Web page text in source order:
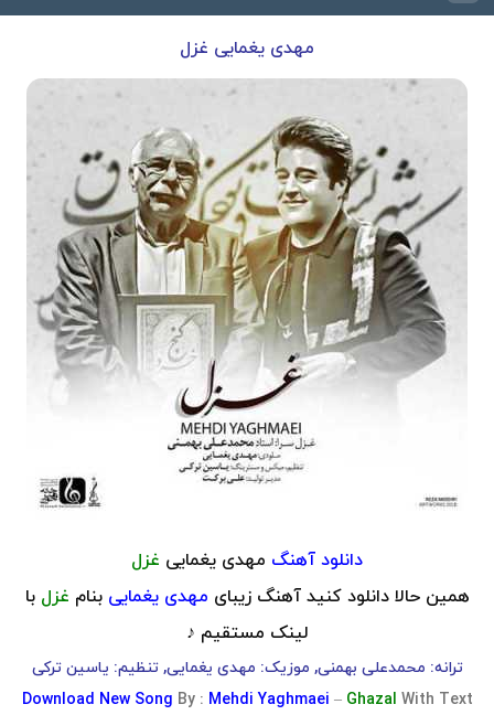
مهدی یغمایی غزل
دانلود آهنگ مهدی یغمایی غزل
همین حالا دانلود کنید آهنگ زیبای مهدی یغمایی بنام غزل با
لینک مستقیم ♪
ترانه: محمدعلی بهمنی, موزیک: مهدی یغمایی, تنظیم: یاسین ترکی
Download New Song By : Mehdi Yaghmaei – Ghazal With Text